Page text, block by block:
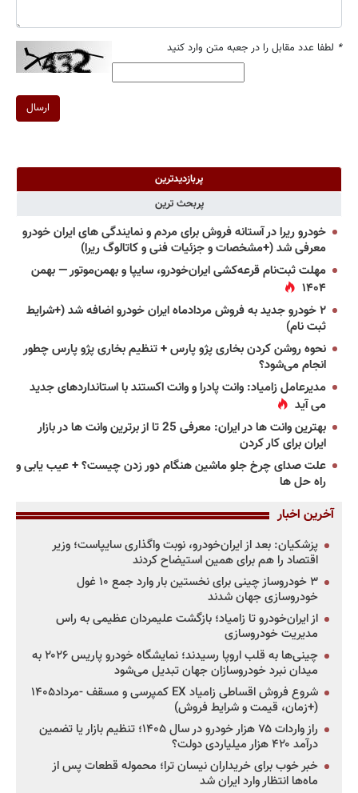
* لطفا عدد مقابل را در جعبه متن وارد کنید
ارسال
پربازدیدترین
پربحث ترین
خودرو ریرا در آستانه فروش برای مردم و نمایندگی های ایران خودرو
معرفی شد (+مشخصات و جزئیات فنی و کاتالوگ ریرا)
مهلت ثبت‌نام قرعه‌کشی ایران‌خودرو، سایپا و بهمن‌موتور — بهمن
۱۴۰۴
۲ خودرو جدید به فروش مردادماه ایران خودرو اضافه شد (+شرایط
ثبت نام)
نحوه روشن کردن بخاری پژو پارس + تنظیم بخاری پژو پارس چطور
انجام می‌شود؟
مدیرعامل زامیاد: وانت پادرا و وانت اکستند با استانداردهای جدید
می آید
بهترین وانت ها در ایران: معرفی 25 تا از برترین وانت ها در بازار
ایران برای کار کردن
علت صدای چرخ جلو ماشین هنگام دور زدن چیست؟ + عیب یابی و
راه حل ها
آخرین اخبار
پزشکیان: بعد از ایران‌خودرو، نوبت واگذاری سایپاست؛ وزیر
اقتصاد را هم برای همین استیضاح کردند
۳ خودروساز چینی برای نخستین بار وارد جمع ۱۰ غول
خودروسازی جهان شدند
از ایران‌خودرو تا زامیاد؛ بازگشت علیمردان عظیمی به راس
مدیریت خودروسازی
چینی‌ها به قلب اروپا رسیدند؛ نمایشگاه خودرو پاریس ۲۰۲۶ به
میدان نبرد خودروسازان جهان تبدیل می‌شود
شروع فروش اقساطی زامیاد EX کمپرسی و مسقف -مرداد۱۴۰۵
(+زمان، قیمت و شرایط فروش)
راز واردات ۷۵ هزار خودرو در سال ۱۴۰۵؛ تنظیم بازار یا تضمین
درآمد ۴۲۰ هزار میلیاردی دولت؟
خبر خوب برای خریداران نیسان ترا؛ محموله قطعات پس از
ماه‌ها انتظار وارد ایران شد